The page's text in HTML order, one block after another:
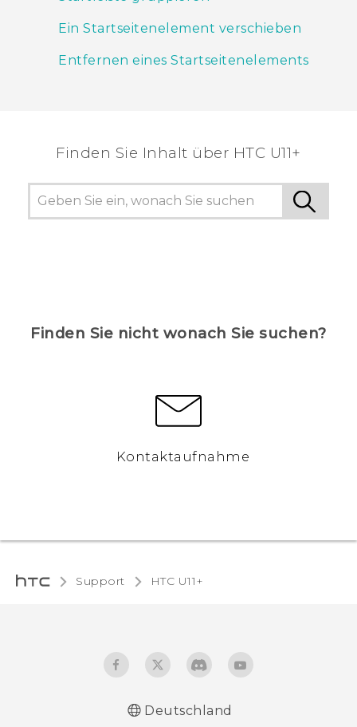
Ein Startseitenelement verschieben
Entfernen eines Startseitenelements
Finden Sie Inhalt über‎ HTC U11+
Finden Sie nicht wonach Sie suchen?
Kontaktaufnahme
Support HTC U11+‎
Deutschland